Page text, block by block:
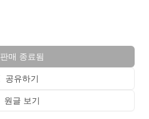
판매 종료됨
공유하기
원글 보기